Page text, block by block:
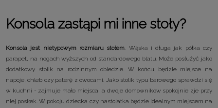
Konsola zastąpi mi inne stoły?
Konsola jest nietypowym rozmiaru stołem. Wąska i długa jak półka czy
parapet, na nogach wyższych od standardowego blatu. Może posłużyć jako
dodatkowy stolik na rodzinnym obiedzie. W końcu będzie miejsce na
napoje, chleb czy paterę z owocami. Jako stolik typu barowego sprawdzi się
w kuchni - zajmuje mało miejsca, a dwoje domowników spokojnie zje przy
niej posiłek. W pokoju dziecka czy nastolatka będzie idealnym miejscem na